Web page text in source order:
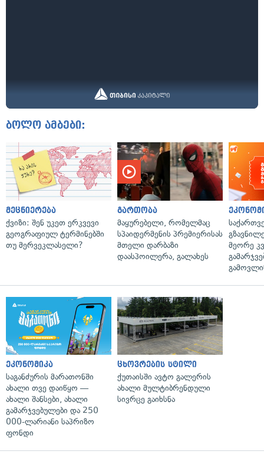
ბოლო ამბები:
მეცნიერება
ქვიზი: შენ უკეთ ერკვევი
გეოგრაფიულ ტერმინებში
თუ მერვეკლასელი?
გართობა
მაყურებელი, რომელმაც
სპაიდერმენის პრემიერისას
მთელი დარბაზი
დაასპოილერა, გალახეს
მეორე
ეკონომიკა
საგანძურის მარათონში
ახალი თვე დაიწყო —
ახალი შანსები, ახალი
გამარჯვებულები და 250
000-ლარიანი საპრიზო
ფონდი
ცხოვრების სტილი
ქუთაისში ავტო გალერის
ახალი მულტიბრენდული
სივრცე გაიხსნა